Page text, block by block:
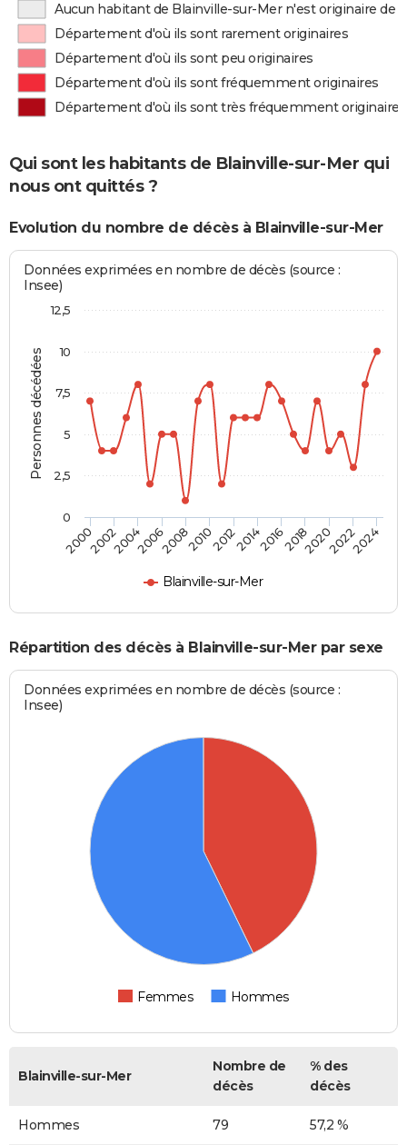
Aucun habitant de Blainville-sur-Mer n'est originaire de
Département d'où ils sont rarement originaires
Département d'où ils sont peu originaires
Département d'où ils sont fréquemment originaires
Département d'où ils sont très fréquemment originaires
Qui sont les habitants de Blainville-sur-Mer qui
nous ont quittés ?
Evolution du nombre de décès à Blainville-sur-Mer
Personnes décédées
Données exprimées en nombre de décès (source :
Insee)
Blainville-sur-Mer
2000200220042006200820102012201420162018202020222024
0
2,5
5
7,5
10
12,5
Répartition des décès à Blainville-sur-Mer par sexe
Données exprimées en nombre de décès (source :
Insee)
Femmes Hommes
Blainville-sur-Mer
Nombre de
décès
% des
décès
Hommes 79 57,2 %